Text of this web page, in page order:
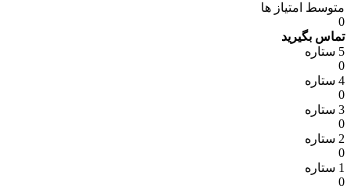
متوسط امتیاز ها
0
تماس بگیرید
5 ستاره
0
4 ستاره
0
3 ستاره
0
2 ستاره
0
1 ستاره
0